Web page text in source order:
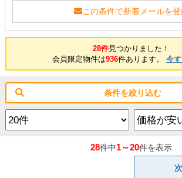
この条件で新着メールを
28件見つかりました！
会員限定物件は936件あります。 今
条件を絞り込む
28件中1～20件を表示